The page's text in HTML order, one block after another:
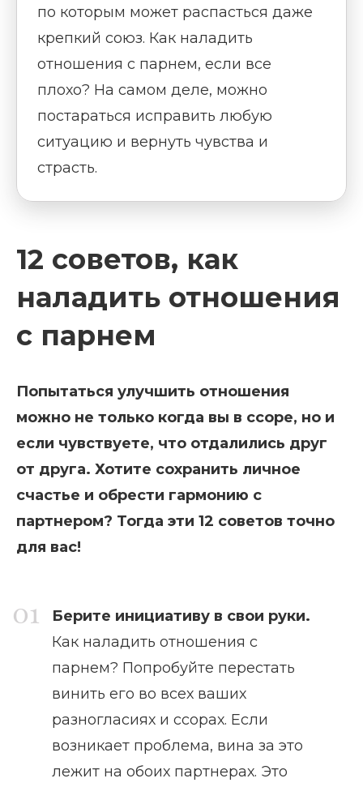
по которым может распасться даже
крепкий союз. Как наладить
отношения с парнем, если все
плохо? На самом деле, можно
постараться исправить любую
ситуацию и вернуть чувства и
страсть.
12 советов, как
наладить отношения
с парнем
Попытаться улучшить отношения
можно не только когда вы в ссоре, но и
если чувствуете, что отдалились друг
от друга. Хотите сохранить личное
счастье и обрести гармонию с
партнером? Тогда эти 12 советов точно
для вас!
Берите инициативу в свои руки.
Как наладить отношения с
парнем? Попробуйте перестать
винить его во всех ваших
разногласиях и ссорах. Если
возникает проблема, вина за это
лежит на обоих партнерах. Это